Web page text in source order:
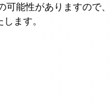
能性がありますので、
ます。